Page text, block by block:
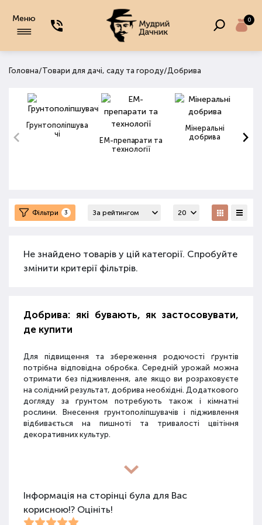
Меню 0
Головна/Товари для дачі, саду та городу/Добрива
Грунтополіпшува
чі
ЕМ-препарати та
технології
Мінеральні
добрива
Фільтри 3
Не знайдено товарів у цій категорії. Спробуйте
змінити критерії фільтрів.
Добрива: які бувають, як застосовувати,
де купити
Для підвищення та збереження родючості ґрунтів
потрібна відповідна обробка. Середній урожай можна
отримати без підживлення, але якщо ви розраховуєте
на солідний результат, добрива необхідні. Додаткового
догляду за ґрунтом потребують також і кімнатні
рослини. Внесення грунтополіпшувачів і підживлення
відбивається на пишноті та тривалості цвітіння
декоративних культур.
Різновиди засобів для покращення
Для покращення поживних якостей ґрунту
використовуються різні види засобів: мінеральні
Інформація на сторінці була для Вас
корисною!? Оцініть!